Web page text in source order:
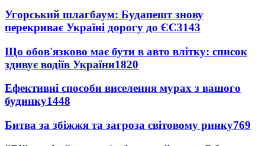
Угорський шлагбаум: Будапешт знову
перекриває Україні дорогу до ЄС3143
Що обов'язково має бути в авто влітку: список
здивує водіїв України1820
Ефективні способи виселення мурах з вашого
будинку1448
Битва за збіжжя та загроза світовому ринку769